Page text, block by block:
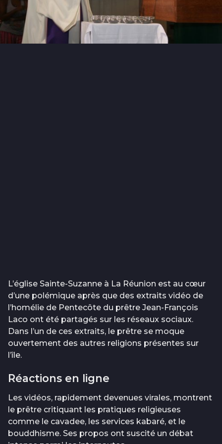
L’église Sainte-Suzanne à La Réunion est au cœur
d’une polémique après que des extraits vidéo de
l’homélie de Pentecôte du prêtre Jean-François
Laco ont été partagés sur les réseaux sociaux.
Dans l’un de ces extraits, le prêtre se moque
ouvertement des autres religions présentes sur
l’île.
Réactions en ligne
Les vidéos, rapidement devenues virales, montrent
le prêtre critiquant les pratiques religieuses
comme le cavadee, les services kabaré, et le
bouddhisme. Ses propos ont suscité un débat